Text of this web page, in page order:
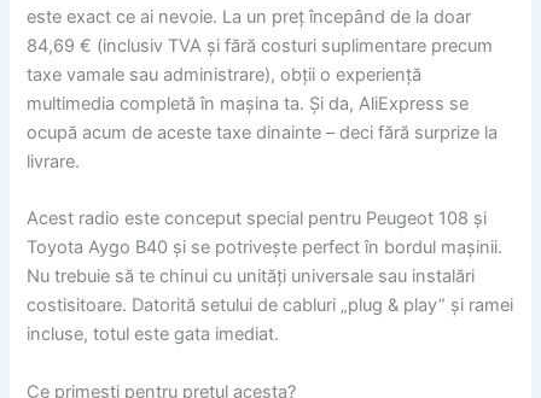
este exact ce ai nevoie. La un preț începând de la doar
84,69 € (inclusiv TVA și fără costuri suplimentare precum
taxe vamale sau administrare), obții o experiență
multimedia completă în mașina ta. Și da, AliExpress se
ocupă acum de aceste taxe dinainte – deci fără surprize la
livrare.
Acest radio este conceput special pentru Peugeot 108 și
Toyota Aygo B40 și se potrivește perfect în bordul mașinii.
Nu trebuie să te chinui cu unități universale sau instalări
costisitoare. Datorită setului de cabluri „plug & play” și ramei
incluse, totul este gata imediat.
Ce primești pentru prețul acesta?